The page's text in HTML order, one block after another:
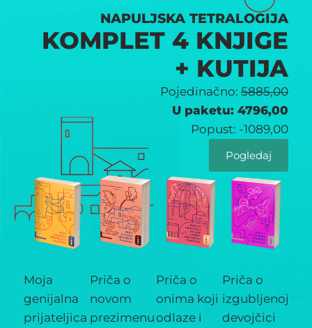
NAPULJSKA TETRALOGIJA
KOMPLET 4 KNJIGE
+ KUTIJA
Pojedinačno: 5885,00
U paketu: 4796,00
Popust: -1089,00
Pogledaj
Moja
genijalna
prijateljica
Priča o
novom
prezimenu
Priča o
onima koji
odlaze i
Priča o
izgubljenoj
devojčici